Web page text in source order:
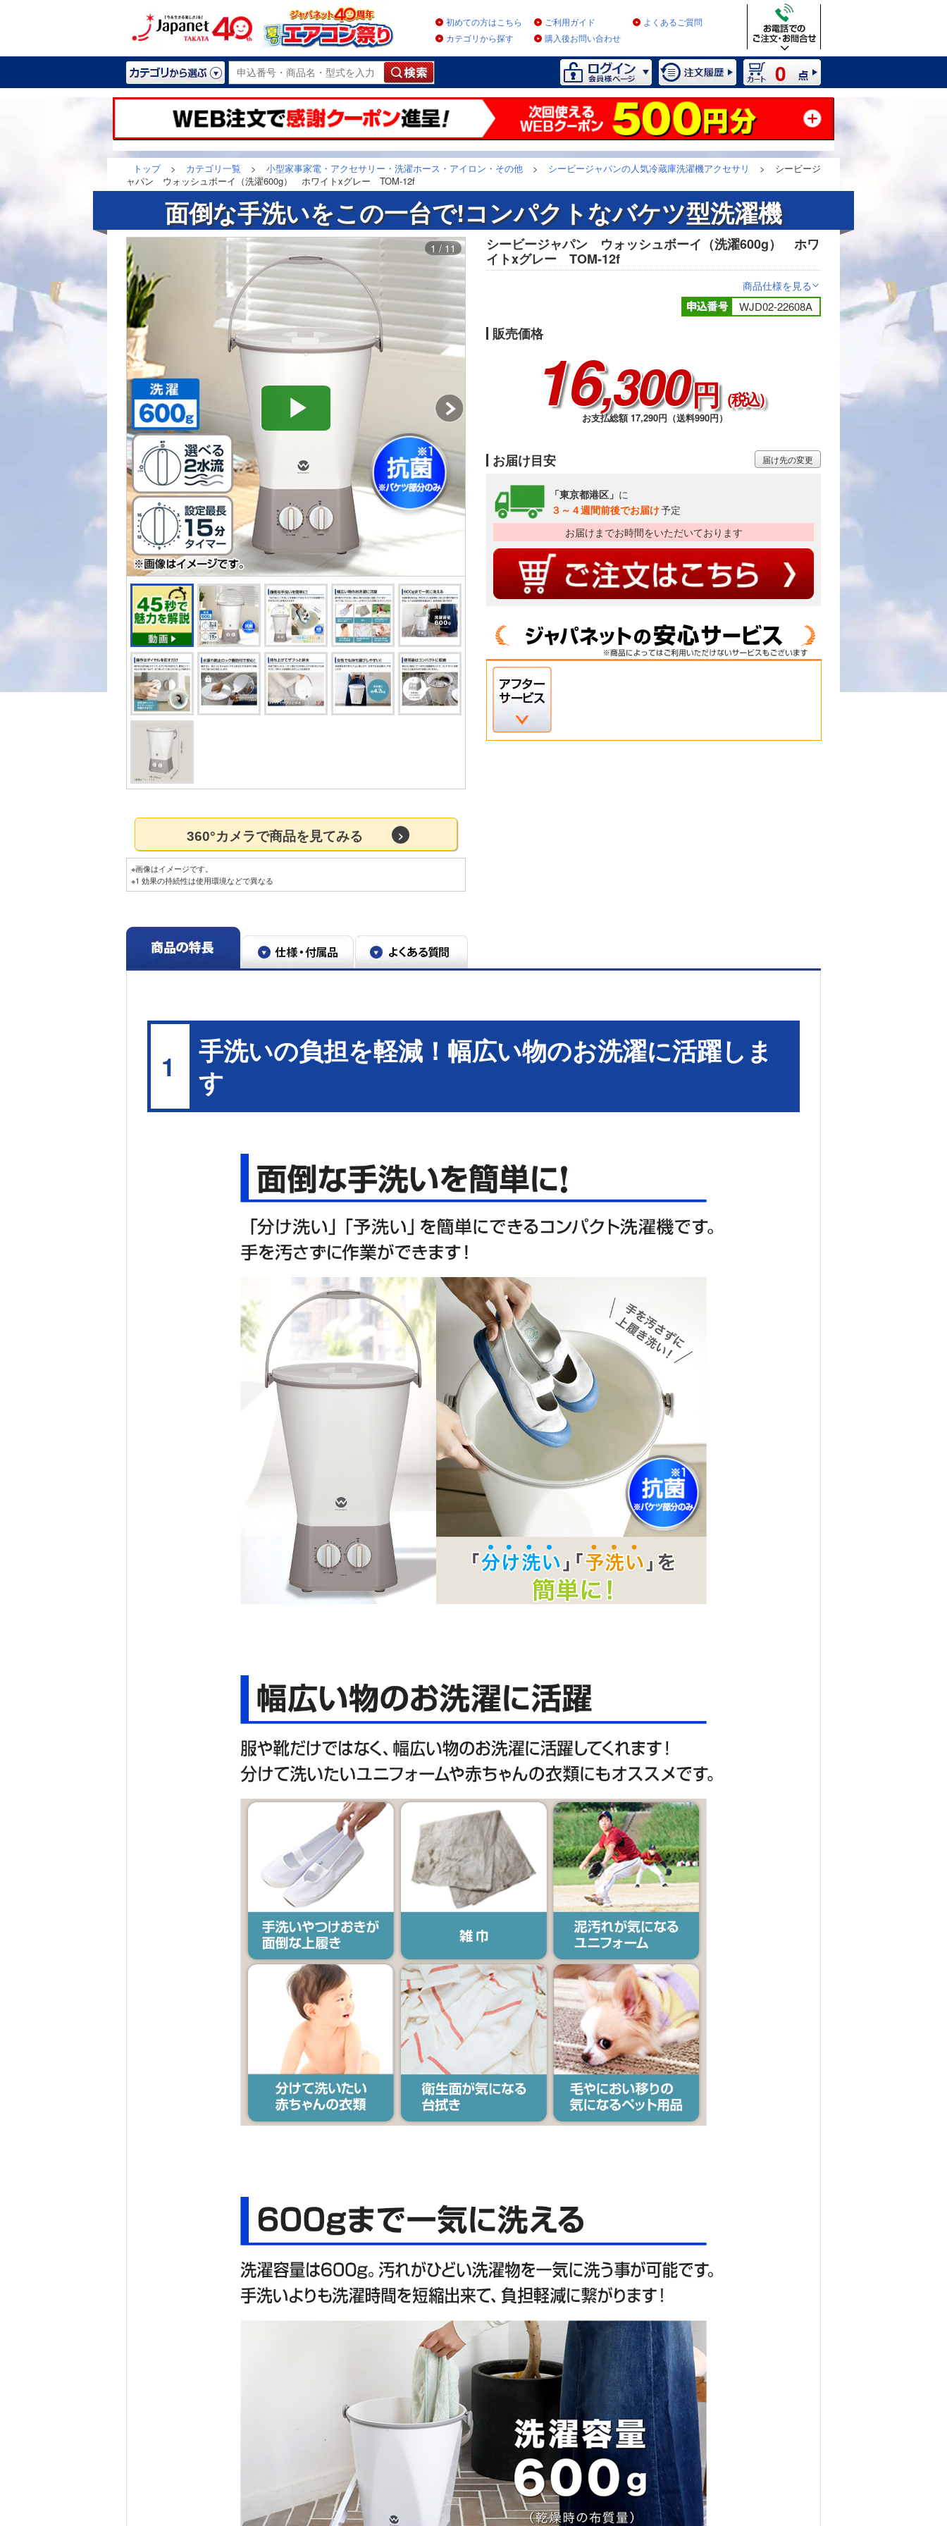
初めての方はこちら ご利用ガイド
よくあるご質問
カテゴリから探す
購入後お問い合わせ
0
トップ > カテゴリ一覧 > 小型家事家電・アクセサリー・洗濯ホース・アイロン・その他 > シービージャパンの人気冷蔵庫洗濯機アクセサリ >
シービージ
ャパン ウォッシュボーイ（洗濯600g） ホワイトxグレー TOM-12f
面倒な手洗いをこの一台で!コンパクトなバケツ型洗濯機
1 / 11 2 / 11
360°カメラで商品を見てみる
※画像はイメージです。
※1 効果の持続性は使用環境などで異なる
シービージャパン ウォッシュボーイ（洗濯600g） ホワ
イトxグレー TOM-12f
商品仕様を見る>
WJD02-22608A
販売価格
16,300円 （税込）
お支払総額 17,290円（送料990円）
お届け目安
「東京都港区」 に
３～４週間前後でお届け予定
お届けまでお時間をいただいております
届け先の変更
1
手洗いの負担を軽減！幅広い物のお洗濯に活躍しま
す